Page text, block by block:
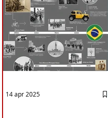
Antonio Tajani . NUOVA
DIREZIONE GENERALE
DELLA FARNESINA
14 apr 2025